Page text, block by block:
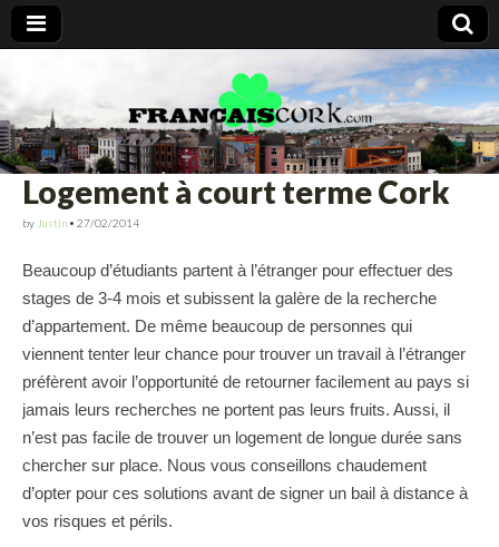
Francais Cork
Logement à court terme Cork
by Justin • 27/02/2014
Beaucoup d’étudiants partent à l’étranger pour effectuer des
stages de 3-4 mois et subissent la galère de la recherche
d’appartement. De même beaucoup de personnes qui
viennent tenter leur chance pour trouver un travail à l’étranger
préfèrent avoir l’opportunité de retourner facilement au pays si
jamais leurs recherches ne portent pas leurs fruits. Aussi, il
n’est pas facile de trouver un logement de longue durée sans
chercher sur place. Nous vous conseillons chaudement
d’opter pour ces solutions avant de signer un bail à distance à
vos risques et périls.